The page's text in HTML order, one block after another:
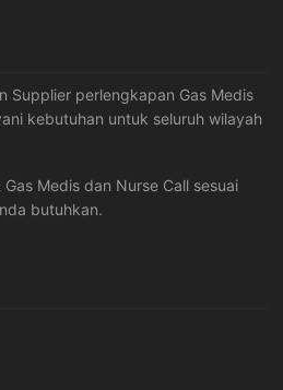
Supplier perlengkapan Gas Medis
kebutuhan untuk seluruh wilayah
Medis dan Nurse Call sesuai
butuhkan.